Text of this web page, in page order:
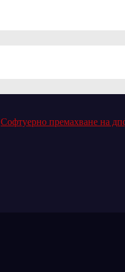
Софтуерно премахване на